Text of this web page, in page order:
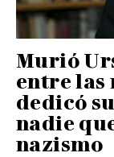
Murió
entre las
dedicó
nadie
nazismo